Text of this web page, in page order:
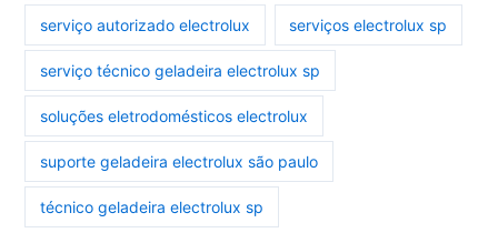
serviço autorizado electrolux serviços electrolux sp
serviço técnico geladeira electrolux sp
soluções eletrodomésticos electrolux
suporte geladeira electrolux são paulo
técnico geladeira electrolux sp